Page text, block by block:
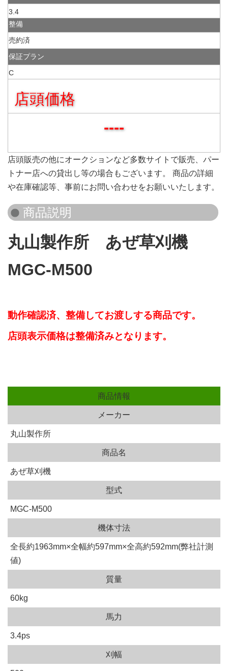
3.4
整備
売約済
保証プラン
C
店頭価格
----
店頭販売の他にオークションなど多数サイトで販売、パー
トナー店への貸出し等の場合もございます。 商品の詳細
や在庫確認等、事前にお問い合わせをお願いいたします。
丸山製作所 あぜ草刈機
MGC-M500
動作確認済、整備してお渡しする商品です。
店頭表示価格は整備済みとなります。
商品情報
メーカー
丸山製作所
商品名
あぜ草刈機
型式
MGC-M500
機体寸法
全長約1963mm×全幅約597mm×全高約592mm(弊社計測
値)
質量
60kg
馬力
3.4ps
刈幅